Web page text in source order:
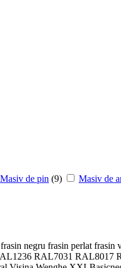
Masiv de pin (9) Masiv de
frasin negru frasin perlat frasin
RAL7031 RAL8017